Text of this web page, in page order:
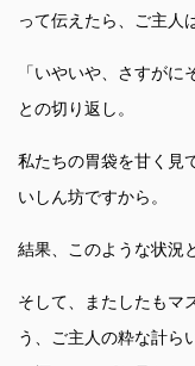
って伝えたら、ご主人
「いやいや、さすが
との切り返し。
私たちの胃袋を甘く見
いしん坊ですから。
結果、このような状況
そして、またしたもマ
う、ご主人の粋な計ら